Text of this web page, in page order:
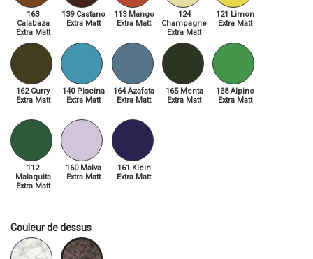
163
Calabaza
Extra Matt
139 Castano
Extra Matt
113 Mango
Extra Matt
124
Champagne
Extra Matt
121 Limon
Extra Matt
162 Curry
Extra Matt
140 Piscina
Extra Matt
164 Azafata
Extra Matt
165 Menta
Extra Matt
138 Alpino
Extra Matt
112
Malaquita
Extra Matt
160 Malva
Extra Matt
161 Klein
Extra Matt
Couleur de dessus